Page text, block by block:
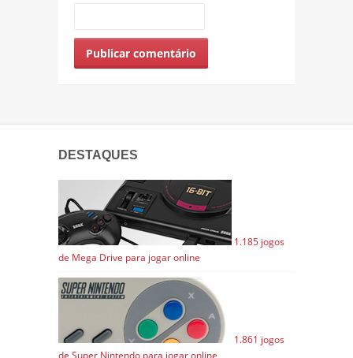
DESTAQUES
1.185 jogos
de Mega Drive para jogar online
1.861 jogos
de Super Nintendo para jogar online